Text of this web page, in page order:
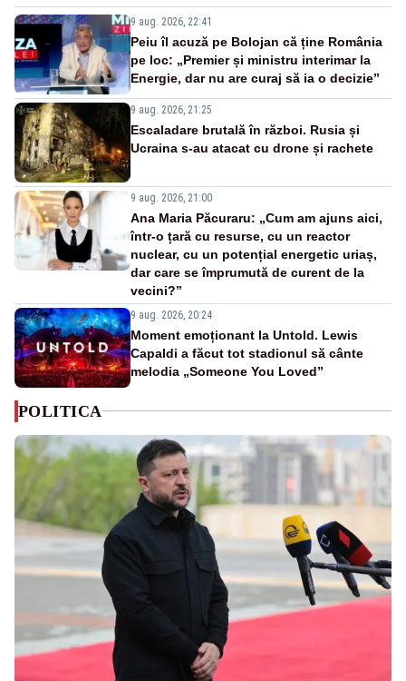
9 aug. 2026, 22:41
Peiu îl acuză pe Bolojan că ține România
pe loc: „Premier și ministru interimar la
Energie, dar nu are curaj să ia o decizie”
9 aug. 2026, 21:25
Escaladare brutală în război. Rusia și
Ucraina s-au atacat cu drone și rachete
9 aug. 2026, 21:00
Ana Maria Păcuraru: „Cum am ajuns aici,
într-o țară cu resurse, cu un reactor
nuclear, cu un potențial energetic uriaș,
dar care se împrumută de curent de la
vecini?”
9 aug. 2026, 20:24
Moment emoționant la Untold. Lewis
Capaldi a făcut tot stadionul să cânte
melodia „Someone You Loved”
POLITICA